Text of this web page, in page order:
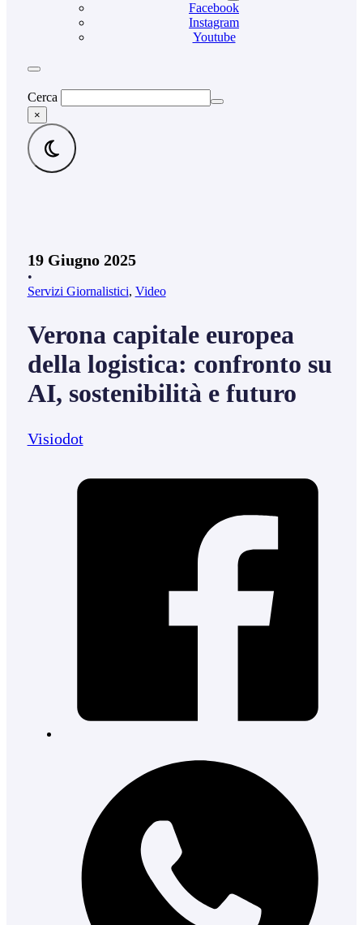
Facebook
Instagram
Youtube
Cerca
×
19 Giugno 2025
•
Servizi Giornalistici, Video
Verona capitale europea
della logistica: confronto su
AI, sostenibilità e futuro
Visiodot